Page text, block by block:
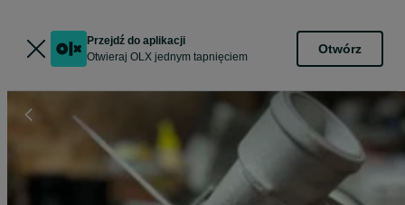
Przejdź do aplikacji
Otwieraj OLX jednym tapnięciem
Otwórz